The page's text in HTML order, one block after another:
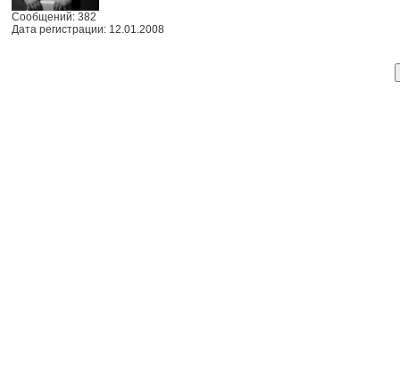
Сообщений: 382
Дата регистрации: 12.01.2008